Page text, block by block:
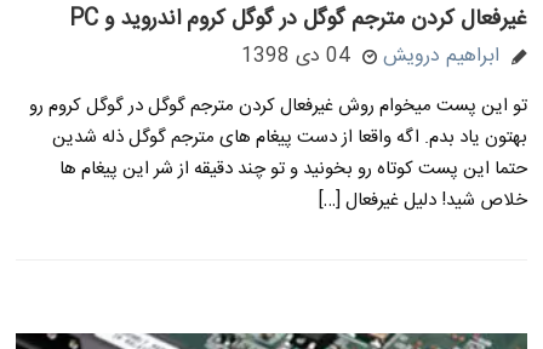
غیرفعال کردن مترجم گوگل در گوگل کروم اندروید و PC
ابراهیم درویش 04 دی 1398
تو این پست میخوام روش غیرفعال کردن مترجم گوگل در گوگل کروم رو
بهتون یاد بدم. اگه واقعا از دست پیغام های مترجم گوگل ذله شدین
حتما این پست کوتاه رو بخونید و تو چند دقیقه از شر این پیغام ها
خلاص شید! دلیل غیرفعال […]